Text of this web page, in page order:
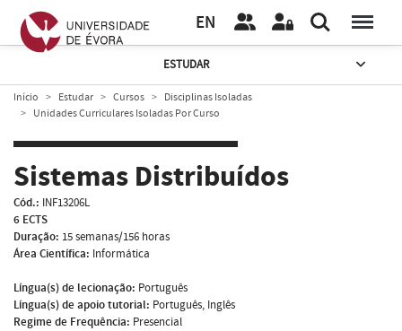
EN
ESTUDAR
Início Estudar Cursos
Disciplinas Isoladas
Unidades Curriculares Isoladas Por Curso
Sistemas Distribuídos
Cód.: INF13206L
6 ECTS
Duração: 15 semanas/156 horas
Área Científica: Informática
Língua(s) de lecionação: Português
Língua(s) de apoio tutorial: Português, Inglês
Regime de Frequência: Presencial